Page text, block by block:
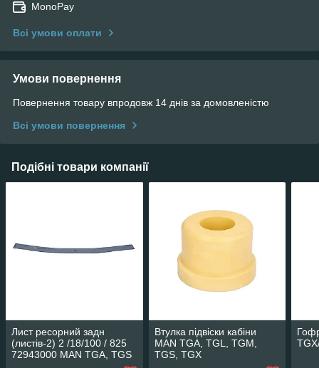
MonoPay
Всі умови оплати
Умови повернення
Повернення товару впродовж 14 днів за домовленістю
Всі умови повернення
Подібні товари компанії
Лист ресорний задн
(листів-2) 2 /18/100 / 825
72943000 MAN TGA, TGS
Втулка підвіски кабіни
MAN TGA, TGL, TGM,
TGS, TGX